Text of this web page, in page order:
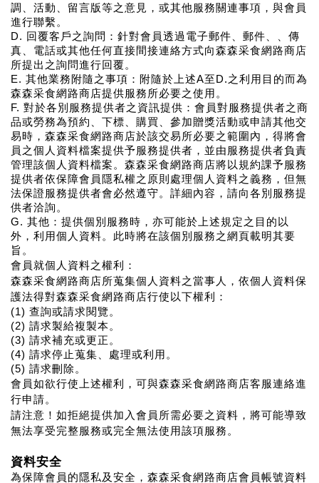
調、活動、留言版等之意見，或其他服務關連事項，與會員
進行聯繫。
D. 回覆客戶之詢問：針對會員透過電子郵件、郵件、、傳
真、電話或其他任何直接間接連絡方式向森森采食網路商店
所提出之詢問進行回覆。
E. 其他業務附隨之事項：附隨於上述A至D.之利用目的而為
森森采食網路商店提供服務所必要之使用。
F. 對於各別服務提供者之資訊提供：會員對服務提供者之商
品或勞務為預約、下標、購買、參加贈獎活動或申請其他交
易時，森森采食網路商店於該交易所必要之範圍內，得將會
員之個人資料檔案提供予服務提供者，並由服務提供者負責
管理該個人資料檔案。森森采食網路商店將以規約課予服務
提供者依保障會員隱私權之原則處理個人資料之義務，但無
法保證服務提供者會必然遵守。詳細內容，請向各別服務提
供者洽詢。
G. 其他：提供個別服務時，亦可能於上述規定之目的以
外，利用個人資料。此時將在該個別服務之網頁載明其要
旨。
會員就個人資料之權利：
森森采食網路商店所蒐集個人資料之當事人，依個人資料保
護法得對森森采食網路商店行使以下權利：
(1) 查詢或請求閱覽。
(2) 請求製給複製本。
(3) 請求補充或更正。
(4) 請求停止蒐集、處理或利用。
(5) 請求刪除。
會員如欲行使上述權利，可與森森采食網路商店客服連絡進
行申請。
請注意！如拒絕提供加入會員所需必要之資料，將可能導致
無法享受完整服務或完全無法使用該項服務。
資料安全
為保障會員的隱私及安全，森森采食網路商店會員帳號資料